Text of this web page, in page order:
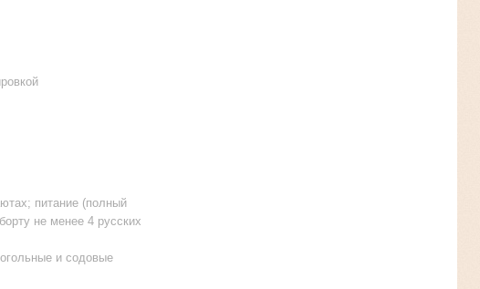
питание (полный
не менее 4 русских
и содовые